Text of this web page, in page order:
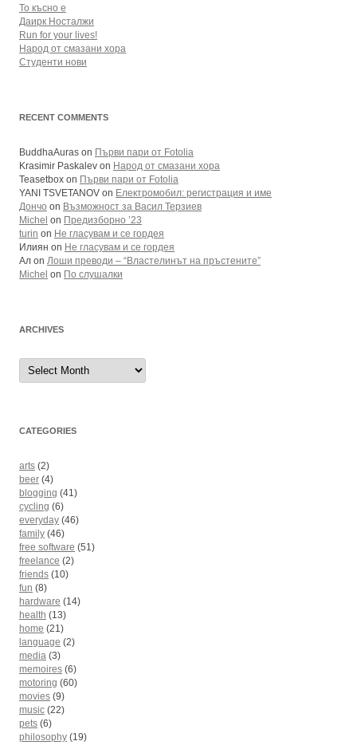
То късно е
Даирк Носталжи
Run for your lives!
Народ от смазани хора
Студенти нови
RECENT COMMENTS
BuddhaAuras on Първи пари от Fotolia
Krasimir Paskalev on Народ от смазани хора
Teasetbox on Първи пари от Fotolia
YANI TSVETANOV on Електромобил: регистрация и име
Дончо on Възможност за Васил Терзиев
Michel on Предизборно ’23
turin on Не гласувам и се гордея
Илиян on Не гласувам и се гордея
Ал on Лоши преводи – “Властелинът на пръстените”
Michel on По слушалки
ARCHIVES
Archives
CATEGORIES
arts (2)
beer (4)
blogging (41)
cycling (6)
everyday (46)
family (46)
free software (51)
freelance (2)
friends (10)
fun (8)
hardware (14)
health (13)
home (21)
language (2)
media (3)
memoires (6)
motoring (60)
movies (9)
music (22)
pets (6)
philosophy (19)